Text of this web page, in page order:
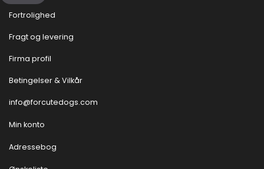
Fortrolighed
Fragt og levering
Firma profil
Betingelser & Vilkår
info@forcutedogs.com
Min konto
Adressebog